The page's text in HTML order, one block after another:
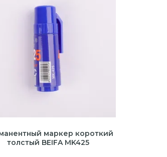
маркер короткий
толстый BEIFA MK425